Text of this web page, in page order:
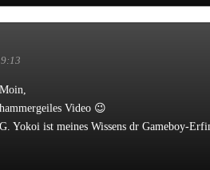
Moin,
hammergeiles Video 😉
G. Yokoi ist meines Wissens dr Gameboy-